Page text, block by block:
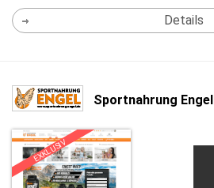
Details
Sportnahrung Engel
EXKLUSIV